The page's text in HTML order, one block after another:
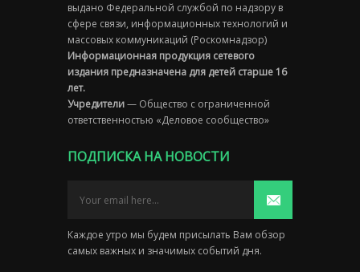
выдано Федеральной службой по надзору в
сфере связи, информационных технологий и
массовых коммуникаций (Роскомнадзор)
Информационная продукция сетевого
издания предназначена для детей старше 16
лет.
Учредители— Общество с ограниченной
ответственностью «Деловое сообщество»
ПОДПИСКА НА НОВОСТИ
Каждое утро мы будем присылать Вам обзор
самых важных и значимых событий дня.